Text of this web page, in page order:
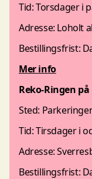
Tid: Torsdager i
Adresse: Loholt
Bestillingsfrist:
Mer info
Reko-Ringen på
Sted:
Tid: Tirsdager i
Adresse:
Bestillingsfrist: